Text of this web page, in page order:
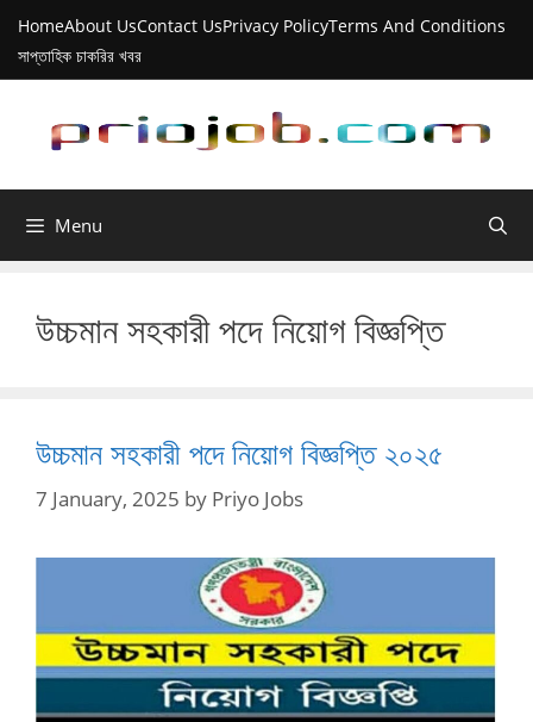
Skip
content
HomeAbout UsContact UsPrivacy PolicyTerms And Conditions
সাপ্তাহিক চাকরির খবর
Menu
উচ্চমান সহকারী পদে নিয়োগ বিজ্ঞপ্তি
উচ্চমান সহকারী পদে নিয়োগ বিজ্ঞপ্তি ২০২৫
7 January, 2025 by Priyo Jobs